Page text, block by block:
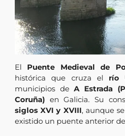
El Puente Medieval de
histórica que cruza el río
municipios deA Estrada
Coruña) en Galicia. Su
siglos XVI y XVIII, aunque
existido un puente anterior